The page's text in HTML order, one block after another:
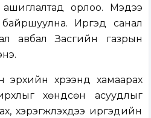
орлоо. Мэдээ
Иргэд санал
авбал Засгийн газрын
эрхийн хүрээнд хамаарах
хөндсөн асуудлыг
хэрэгжүүлэхдээ иргэдийн